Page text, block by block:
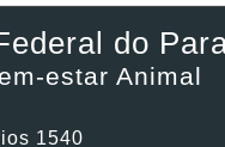
do
estar Animal
1540